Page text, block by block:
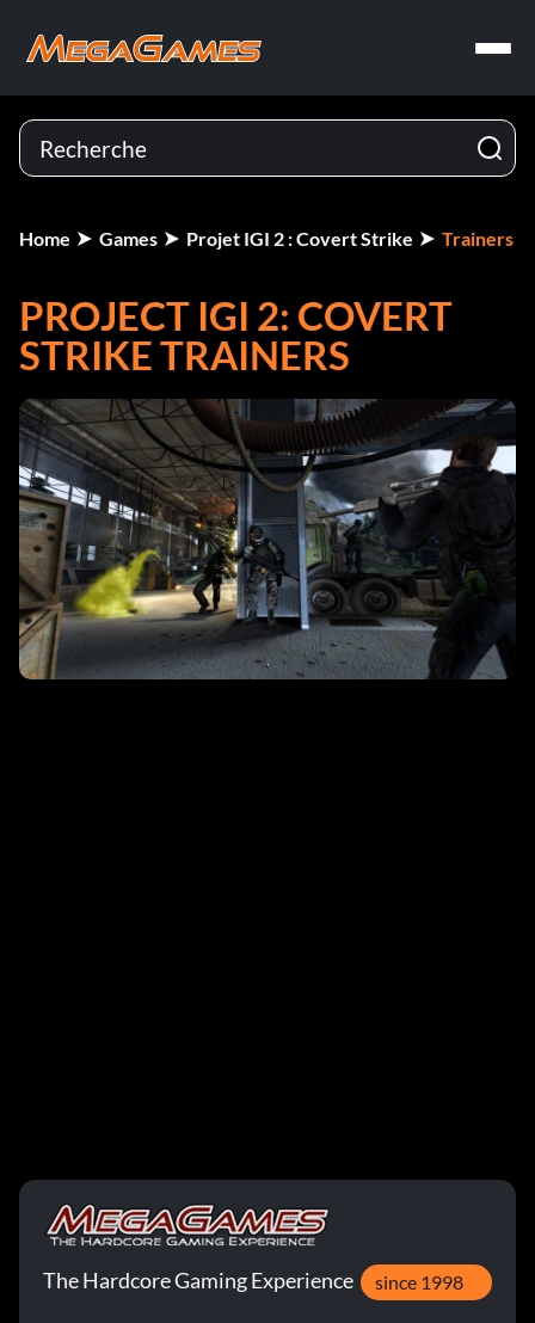
Home Games Projet IGI 2 : Covert Strike Trainers
PROJECT IGI 2: COVERT
STRIKE TRAINERS
The Hardcore Gaming Experience since 1998